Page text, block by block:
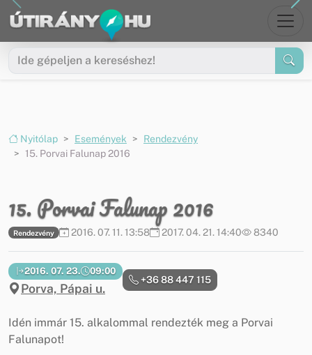
Ugrás a menüre
Ugrás a tartalomra
Nyitólap Események
Rendezvény
15. Porvai Falunap 2016
15. Porvai Falunap 2016
Rendezvény 2016. 07. 11. 13:58 2017. 04. 21. 14:40 8340
2016. 07. 23. 09:00
Porva, Pápai u.
+36 88 447 115
Idén immár 15. alkalommal rendezték meg a Porvai
Falunapot!